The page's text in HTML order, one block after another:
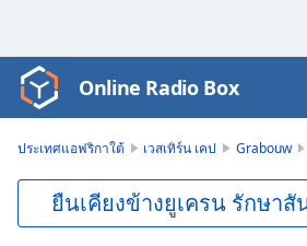
Video
Player
Online Radio Box
ประเทศแอฟริกาใต้ เวสเทิร์น เคป Grabouw
ยืนเคียงข้างยูเครน รักษา